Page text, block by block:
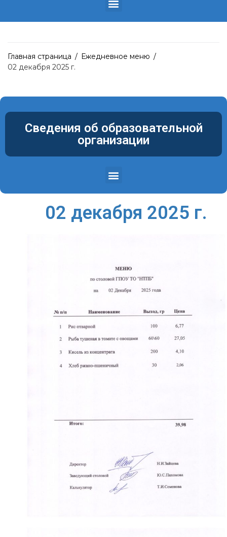
Главная страница / Ежедневное меню /
02 декабря 2025 г.
Сведения об образовательной
организации
02 декабря 2025 г.